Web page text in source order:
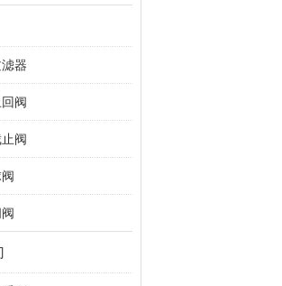
器
阀
阀